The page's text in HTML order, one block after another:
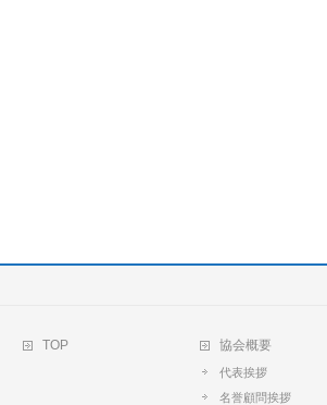
TOP 協会概要
代表挨拶
名誉顧問挨拶